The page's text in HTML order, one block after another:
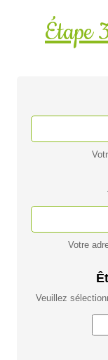
Étape
Votre
Veuillez